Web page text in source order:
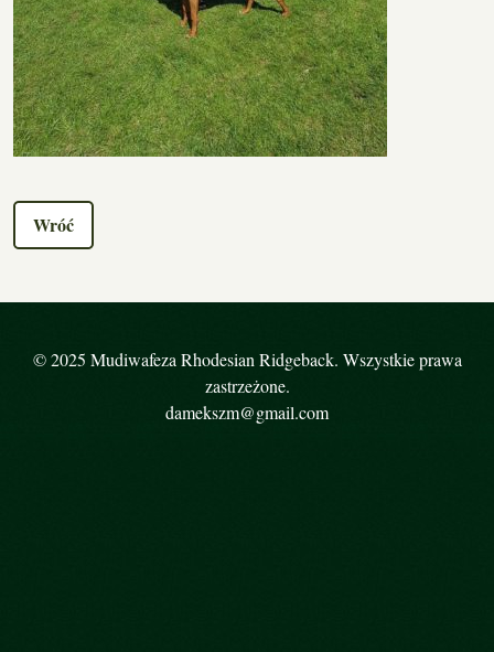
Wróć
© 2025 Mudiwafeza Rhodesian Ridgeback. Wszystkie prawa
zastrzeżone.
damekszm@gmail.com